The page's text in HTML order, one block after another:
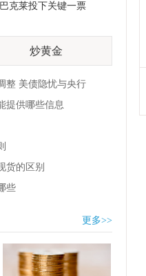
克莱投下关键一票
炒黄金
整 美债隐忧与央行
提供哪些信息
货的区别
些
更多>>